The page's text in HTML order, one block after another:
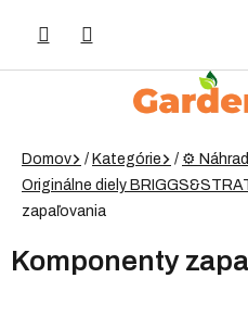
Domov / Kategórie / ⚙️
Originálne diely
zapaľovania
Komponenty